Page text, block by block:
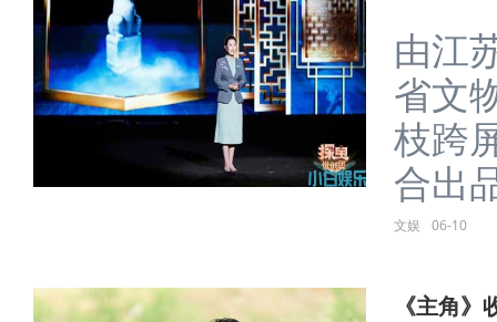
由江
省文
枝跨
合出
文娱 06-10
《主角